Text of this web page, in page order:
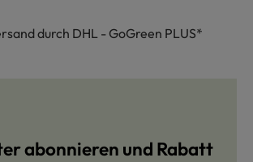
durch DHL - GoGreen PLUS*
abonnieren und Rabatt